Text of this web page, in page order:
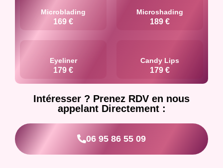
Microblading
169 €
Microshading
189 €
Eyeliner
179 €
Candy Lips
179 €
Intéresser ? Prenez RDV en nous
appelant Directement :
06 95 86 55 09